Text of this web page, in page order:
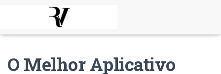
O Melhor Aplicativo